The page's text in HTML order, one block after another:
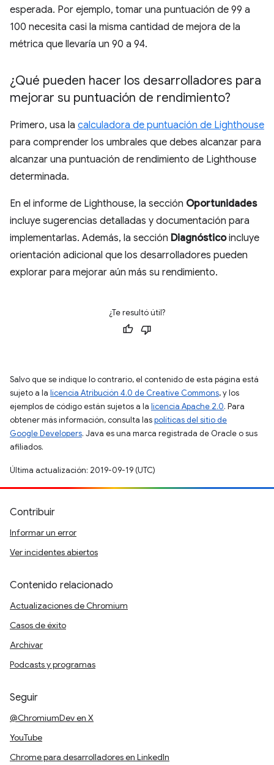
esperada. Por ejemplo, tomar una puntuación de 99 a
100 necesita casi la misma cantidad de mejora de la
métrica que llevaría un 90 a 94.
¿Qué pueden hacer los desarrolladores para
mejorar su puntuación de rendimiento?
Primero, usa la calculadora de puntuación de Lighthouse
para comprender los umbrales que debes alcanzar para
alcanzar una puntuación de rendimiento de Lighthouse
determinada.
En el informe de Lighthouse, la sección Oportunidades
incluye sugerencias detalladas y documentación para
implementarlas. Además, la sección Diagnósticoincluye
orientación adicional que los desarrolladores pueden
explorar para mejorar aún más su rendimiento.
¿Te resultó útil?
Salvo que se indique lo contrario, el contenido de esta página está
sujeto a la licencia Atribución 4.0 de Creative Commons, y los
ejemplos de código están sujetos a la licencia Apache 2.0. Para
obtener más información, consulta laspolíticas del sitio de
Google Developers. Java es una marca registrada de Oracle o sus
afiliados.
Última actualización: 2019-09-19 (UTC)
Contribuir
Informar un error
Ver incidentes abiertos
Contenido relacionado
Actualizaciones de Chromium
Casos de éxito
Archivar
Podcasts y programas
Seguir
@ChromiumDev en X
YouTube
Chrome para desarrolladores en LinkedIn